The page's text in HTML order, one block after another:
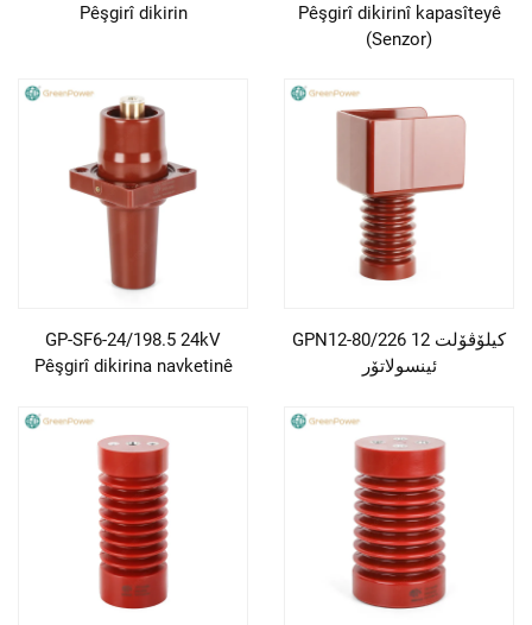
Pêşgirî dikirin
Pêşgirî dikirinî kapasîteyê
(Senzor)
GP-SF6-24/198.5 24kV
Pêşgirî dikirina navketinê
GPN12-80/226 12 کیلۆڤۆلت
ئینسولاتۆر